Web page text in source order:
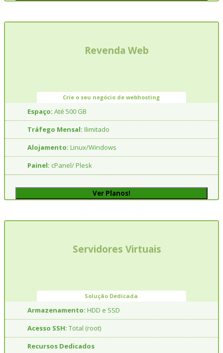
Revenda Web
Crie o seu negócio de webhosting
Espaço: Até 500 GB
Tráfego Mensal: Ilimitado
Alojamento: Linux/Windows
Painel: cPanel/ Plesk
Ver Planos!
Servidores Virtuais
Solução Dedicada
Armazenamento: HDD e SSD
Acesso SSH: Total (root)
Recursos Dedicados